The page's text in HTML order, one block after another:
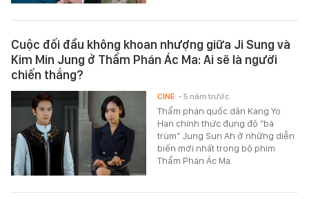
Cuộc đối đầu không khoan nhượng giữa Ji Sung và
Kim Min Jung ở Thẩm Phán Ác Ma: Ai sẽ là người
chiến thắng?
Thẩm phán quốc dân Kang Yo
Han chính thức đụng độ “bà
trùm” Jung Sun Ah ở những diễn
biến mới nhất trong bộ phim
Thẩm Phán Ác Ma.
CINE - 5 năm trước